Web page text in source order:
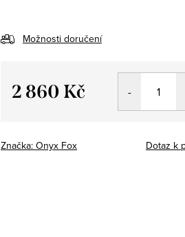
Možnosti doručení
2 860 Kč
Značka: Onyx Fox Dotaz k